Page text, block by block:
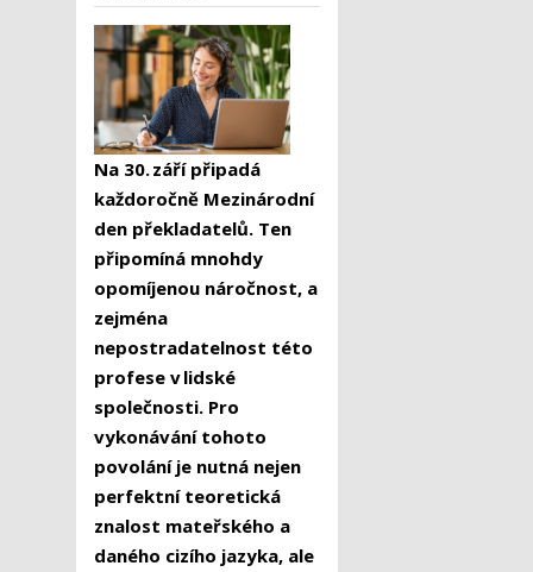
Na 30. září připadá
každoročně Mezinárodní
den překladatelů. Ten
připomíná mnohdy
opomíjenou náročnost, a
zejména
nepostradatelnost této
profese v lidské
společnosti. Pro
vykonávání tohoto
povolání je nutná nejen
perfektní teoretická
znalost mateřského a
daného cizího jazyka, ale